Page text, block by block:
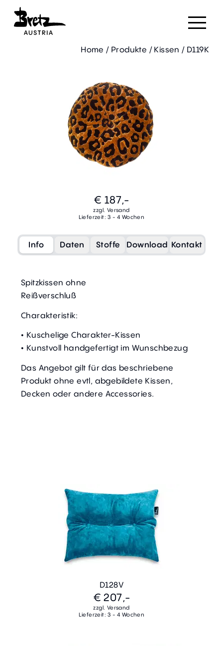
Home / Produkte / Kissen / D119K
€ 187,-
zzgl. Versand
Lieferzeit: 3 - 4 Wochen
Info Daten Stoffe Download Kontakt
Spitzkissen ohne
Reißverschluß
Charakteristik:
• Kuschelige Charakter-Kissen
• Kunstvoll handgefertigt im Wunschbezug
Das Angebot gilt für das beschriebene
Produkt ohne evtl, abgebildete Kissen,
Decken oder andere Accessories.
D128V
€ 207,-
zzgl. Versand
Lieferzeit: 3 - 4 Wochen